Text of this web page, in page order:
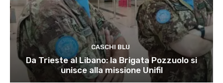
CASCHI BLU
Da Trieste al Libano: la Brigata Pozzuolo si
unisce alla missione Unifil